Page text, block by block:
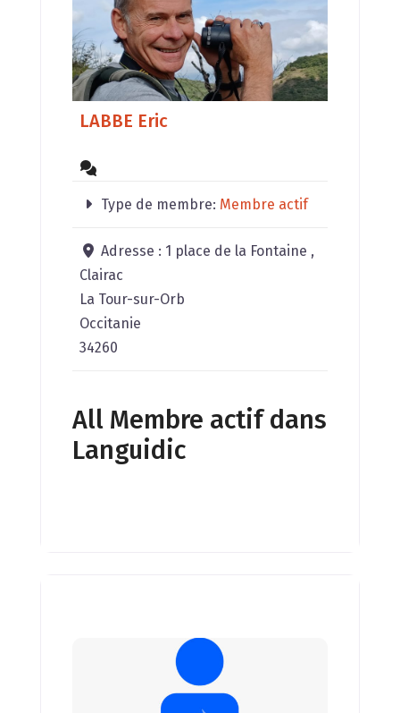
LABBE Eric
Type de membre: Membre actif
Adresse : 1 place de la Fontaine ,
Clairac
La Tour-sur-Orb
Occitanie
34260
All Membre actif dans
Languidic